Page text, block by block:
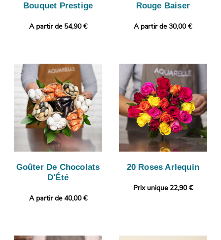
Bouquet Prestige
A partir de 54,90 €
Rouge Baiser
A partir de 30,00 €
Goûter De Chocolats
D'Été
A partir de 40,00 €
20 Roses Arlequin
Prix unique 22,90 €